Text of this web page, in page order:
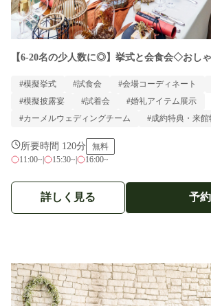
【6-20名の少人数に◎】挙式と会食会◇おし
#模擬挙式 #試食会 #会場コーディネート
#模擬披露宴
#試着会
#婚礼アイテム展示
#カーメルウェディングチーム
#成約特典・来館
所要時間 120分
無料
11:00~| 15:30~| 16:00~
詳しく見る 予